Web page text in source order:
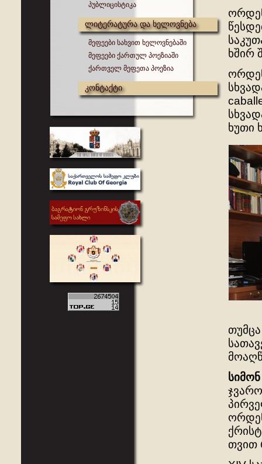
პუბლიცისტიკა
ლიტერატურა და ხელოვნება
მეფეები სახვით ხელოვნებაში
მეფეები ქართულ პოეზიაში
ქართველ მეფეთა პოეზია
კონტაქტი
ხშირ
ხუთი
თვით